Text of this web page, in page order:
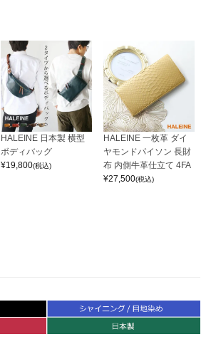
HALEINE 日本製 横型
ボディバッグ
¥19,800(税込)
HALEINE 一枚革 ダイ
ヤモンドパイソン 長財
布 内側牛革仕立て 4FA
¥27,500(税込)